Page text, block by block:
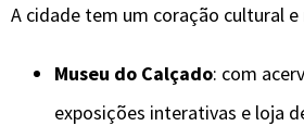
A cidade tem um coração cultural
Museu do Calçado: com
exposições interativas e loja